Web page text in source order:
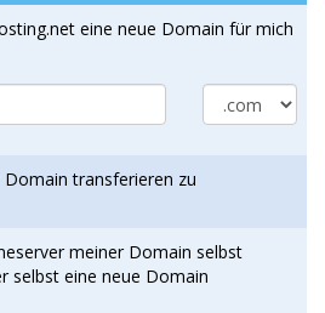
eine neue Domain für mich
transferieren zu
meiner Domain selbst
selbst eine neue Domain